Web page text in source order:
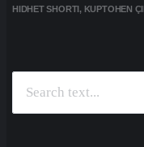
HIDHET SHORTI, KUPTOHEN